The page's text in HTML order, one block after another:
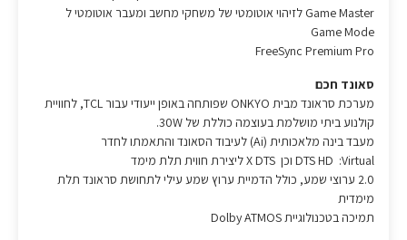
Game Master לזיהוי אוטומטי של משחקי מחשב ומעבר אוטומטי ל
Game Mode
FreeSync Premium Pro
סאונד חכם
מערכת סראונד מבית ONKYO שפותחה באופן ייעודי עבור TCL, לחוויית
קולנוע ביתי מושלמת בעוצמה כוללת של 30W.
מעבד בינה מלאכותית (Ai) לעיבוד הסאונד והתאמתו לחדר
DTS HD :Virtual וכן X DTS ליצירת חווית תלת מימד
2.0 ערוצי שמע, כולל הדמיית ערוץ שמע עילי לתחושת סראונד תלת
מימדית
תמיכה בטכנולוגיית Dolby ATMOS